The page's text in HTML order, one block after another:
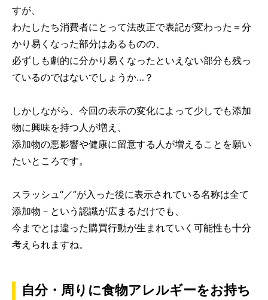
すが、
わたしたち消費者にとって法改正で表記が変わった＝分
かり易くなった部分はあるものの、
必ずしも劇的に分かり易くなったといえない部分も残っ
ているのではないでしょうか…？
しかしながら、今回の表示の変化によって少しでも添加
物に興味を持つ人が増え、
添加物の悪影響や健康に留意する人が増えることを願い
たいところです。
スラッシュ“／”が入った後に表示されている名称は全て
添加物－という認識が広まるだけでも、
今までとは違った購買行動が生まれていく可能性も十分
考えられますね。
自分・周りに食物アレルギーをお持ち